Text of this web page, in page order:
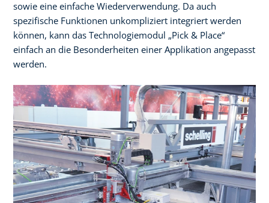
sowie eine einfache Wiederverwendung. Da auch
spezifische Funktionen unkompliziert integriert werden
können, kann das Technologiemodul „Pick & Place“
einfach an die Besonderheiten einer Applikation angepasst
werden.